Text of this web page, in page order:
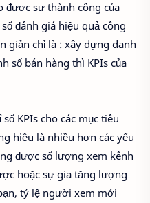
được sự thành công của
đánh giá hiệu quả công
giản chỉ là : xây dựng danh
số bán hàng thì KPIs của
KPIs cho các mục tiêu
hiệu là nhiều hơn các yếu
được số lượng xem kênh
hoặc sự gia tăng lượng
tỷ lệ người xem mới